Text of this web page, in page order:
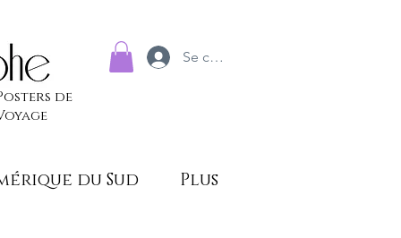
de
Se connecter
du Sud Plus